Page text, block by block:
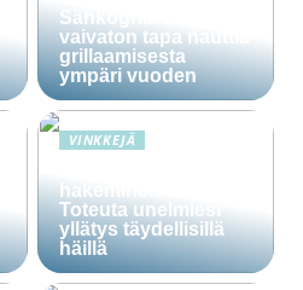
Sähkögrilli on
vaivaton tapa nauttia
grillaamisesta
ympäri vuoden
VINKKEJÄ
hakeminen salassa –
Toteuta unelmiesi
yllätys täydellisillä
häillä